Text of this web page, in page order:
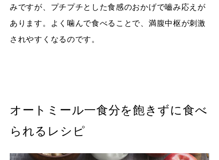
みですが、プチプチとした食感のおかげで嚙み応えが
あります。よく噛んで食べることで、満腹中枢が刺激
されやすくなるのです。
オートミール一食分を飽きずに食べ
られるレシピ